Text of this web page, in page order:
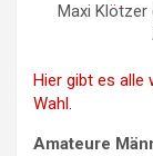
Maxi Klötzer
Hier gibt es alle
Wahl.
Amateure